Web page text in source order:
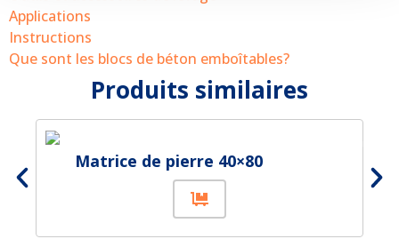
Applications
Instructions
Que sont les blocs de béton emboîtables?
Produits similaires
Matrice de pierre 40×80